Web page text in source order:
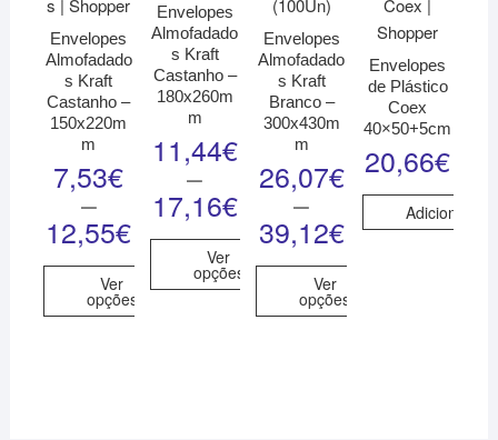
Envelopes
Almofadado
s Kraft
Castanho –
150x220m
m
7,53€
–
12,55€
Ver
opções
Envelopes
Almofadado
s Kraft
Castanho –
180x260m
m
11,44€
–
17,16€
Ver
opções
Envelopes
Almofadado
s Kraft
Branco –
300x430m
m
26,07€
–
39,12€
Ver
opções
Envelopes
de Plástico
Coex
40×50+5cm
20,66€
Adicionar